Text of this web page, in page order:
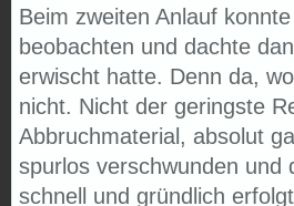
Beim zweiten Anlauf
beobachten und dachte
erwischt hatte. Denn da,
nicht. Nicht der geringste
Abbruchmaterial, absolut
spurlos verschwunden und
schnell und gründlich